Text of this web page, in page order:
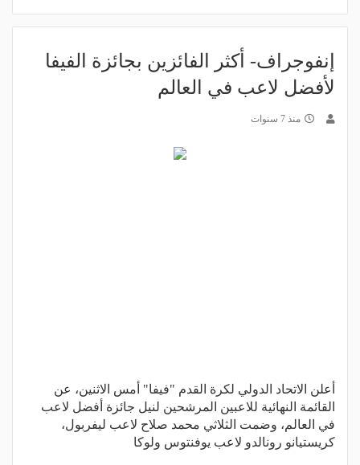
إنفوجراف- أكثر الفائزين بجائزة الفيفا
لأفضل لاعب في العالم
منذ 7 سنوات
أعلن الاتحاد الدولي لكرة القدم "فيفا" أمس الاثنين، عن
القائمة النهائية للاعبين المرشحين لنيل جائزة أفضل لاعب
في العالم، وضمت الثلاثي محمد صلاح لاعب ليفربول،
كريستيانو رونالدو لاعب يوفنتوس ولوكا